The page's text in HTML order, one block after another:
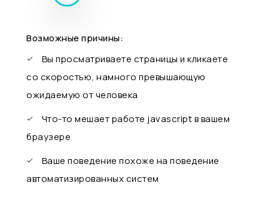
Возможные причины:
Вы просматриваете страницы и кликаете
со скоростью, намного превышающую
ожидаемую от человека
Что-то мешает работе javascript в вашем
браузере
Ваше поведение похоже на поведение
автоматизированных систем